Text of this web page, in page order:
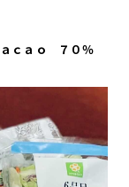
ａｃａｏ ７０％